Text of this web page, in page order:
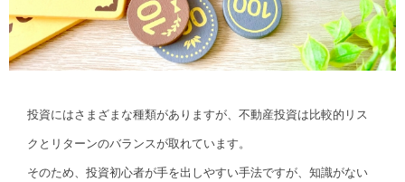
投資にはさまざまな種類がありますが、不動産投資は比較的リス
クとリターンのバランスが取れています。
そのため、投資初心者が手を出しやすい手法ですが、知識がない